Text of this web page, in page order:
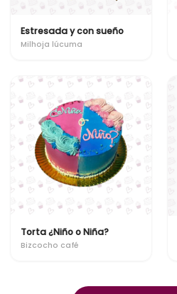
Estresada y con sueño
Milhoja lúcuma
Torta ¿Niño o Niña?
Bizcocho café